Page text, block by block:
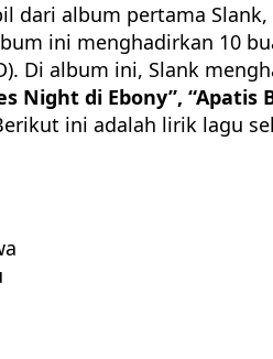
dari album pertama
ini menghadirkan 10
Di album ini, Slank
Night di Ebony”, “Apatis
ini adalah lirik lagu